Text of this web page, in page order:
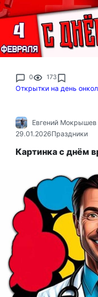
0 173
Открытки на день
Евгений Мокрышев
29.01.2026Праздники
Картинка с днём